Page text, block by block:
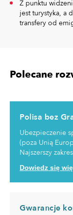
Z punktu
jest turystyka, a
transfery od
Polecane
Polisa bez
Ubezpieczenie
(poza Unią
Najszerszy
Dowiedz się
Gwarancje